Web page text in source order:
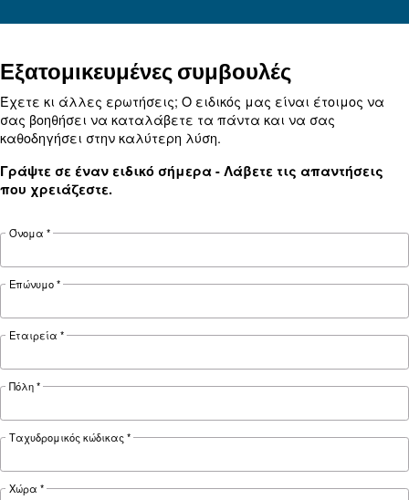
Ο αεροσυμπιεστής δεν
λύσεις και προληπτικά
Μάθετε γιατί ο αεροσυμπιεστής σας δεν
αποτελεσματικές λύσεις και προληπτικά
διατηρήσετε την ομαλή λειτουργία του τον